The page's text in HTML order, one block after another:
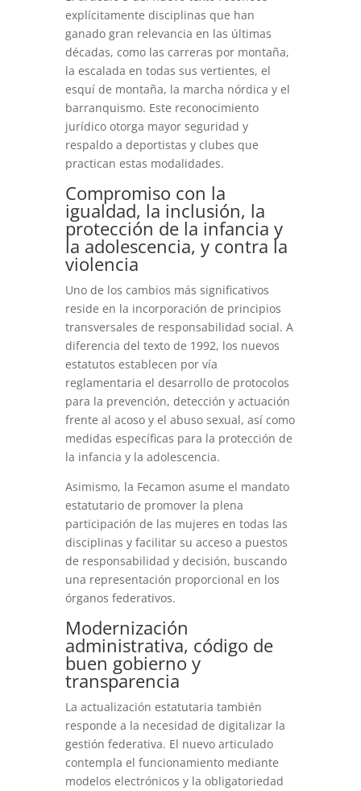
explícitamente disciplinas que han
ganado gran relevancia en las últimas
décadas, como las carreras por montaña,
la escalada en todas sus vertientes, el
esquí de montaña, la marcha nórdica y el
barranquismo. Este reconocimiento
jurídico otorga mayor seguridad y
respaldo a deportistas y clubes que
practican estas modalidades.
Compromiso con la
igualdad, la inclusión, la
protección de la infancia y
la adolescencia, y contra la
violencia
Uno de los cambios más significativos
reside en la incorporación de principios
transversales de responsabilidad social. A
diferencia del texto de 1992, los nuevos
estatutos establecen por vía
reglamentaria el desarrollo de protocolos
para la prevención, detección y actuación
frente al acoso y el abuso sexual, así como
medidas específicas para la protección de
la infancia y la adolescencia.
Asimismo, la Fecamon asume el mandato
estatutario de promover la plena
participación de las mujeres en todas las
disciplinas y facilitar su acceso a puestos
de responsabilidad y decisión, buscando
una representación proporcional en los
órganos federativos.
Modernización
administrativa, código de
buen gobierno y
transparencia
La actualización estatutaria también
responde a la necesidad de digitalizar la
gestión federativa. El nuevo articulado
contempla el funcionamiento mediante
modelos electrónicos y la obligatoriedad